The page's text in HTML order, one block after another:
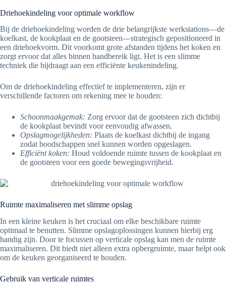
Driehoekindeling voor optimale workflow
Bij de driehoekindeling worden de drie belangrijkste werkstations—de
koelkast, de kookplaat en de gootsteen—strategisch gepositioneerd in
een driehoekvorm. Dit voorkomt grote afstanden tijdens het koken en
zorgt ervoor dat alles binnen handbereik ligt. Het is een slimme
techniek die bijdraagt aan een efficiënte keukenindeling.
Om de driehoekindeling effectief te implementeren, zijn er
verschillende factoren om rekening mee te houden:
Schoonmaakgemak: Zorg ervoor dat de gootsteen zich dichtbij
de kookplaat bevindt voor eenvoudig afwassen.
Opslagmogelijkheden: Plaats de koelkast dichtbij de ingang
zodat boodschappen snel kunnen worden opgeslagen.
Efficiënt koken: Houd voldoende ruimte tussen de kookplaat en
de gootsteen voor een goede bewegingsvrijheid.
Ruimte maximaliseren met slimme opslag
In een kleine keuken is het cruciaal om elke beschikbare ruimte
optimaal te benutten. Slimme opslagoplossingen kunnen hierbij erg
handig zijn. Door te focussen op verticale opslag kan men de ruimte
maximaliseren. Dit biedt niet alleen extra opbergruimte, maar helpt ook
om de keuken georganiseerd te houden.
Gebruik van verticale ruimtes